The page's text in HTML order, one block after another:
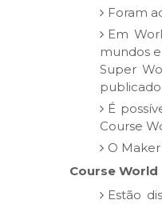
Foram
Em
mundos
Super
É
Course
O
Course World
Estão